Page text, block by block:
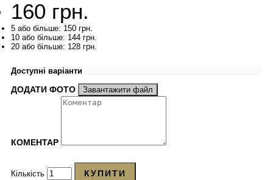
160 грн.
5 або більше: 150 грн.
10 або більше: 144 грн.
20 або більше: 128 грн.
Доступні варіанти
ДОДАТИ ФОТО Завантажити файл
КОМЕНТАР
Кількість КУПИТИ